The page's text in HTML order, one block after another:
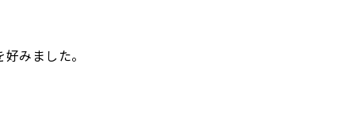
みました。